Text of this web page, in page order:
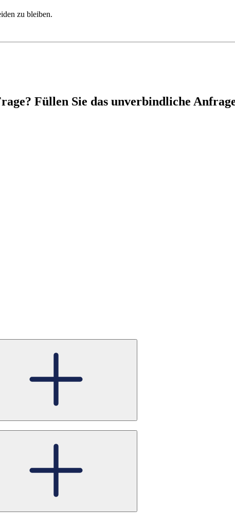
zu bleiben.
Füllen Sie das unverbindliche